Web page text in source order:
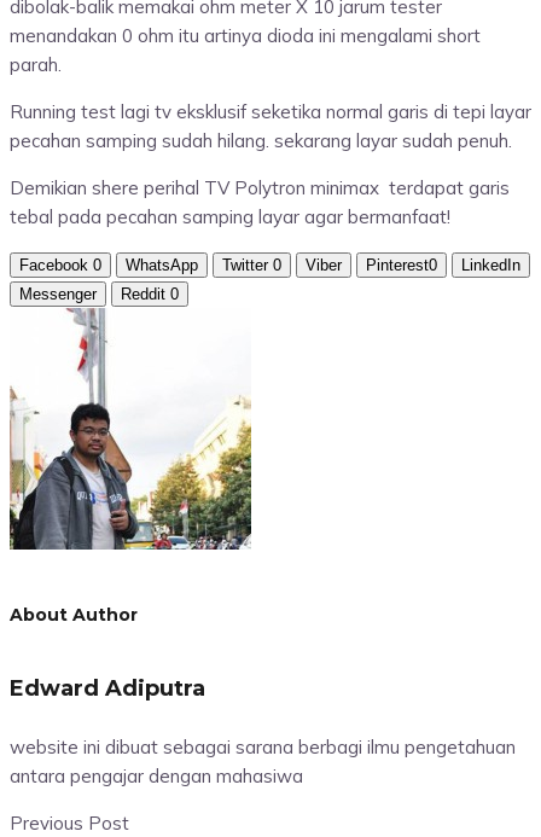
dibolak-balik memakai ohm meter X 10 jarum tester
menandakan 0 ohm itu artinya dioda ini mengalami short
parah.
Running test lagi tv eksklusif seketika normal garis di tepi layar
pecahan samping sudah hilang. sekarang layar sudah penuh.
Demikian shere perihal TV Polytron minimax terdapat garis
tebal pada pecahan samping layar agar bermanfaat!
Facebook 0 WhatsApp Twitter 0 Viber Pinterest0
LinkedIn
Messenger
Reddit 0
About Author
Edward Adiputra
website ini dibuat sebagai sarana berbagi ilmu pengetahuan
antara pengajar dengan mahasiwa
Previous Post